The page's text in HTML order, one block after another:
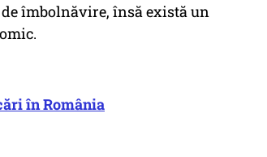
îmbolnăvire, însă există un
în România